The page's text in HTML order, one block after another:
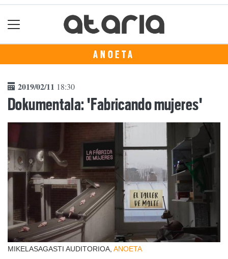
ANOETA
2019/02/11 18:30
Dokumentala: 'Fabricando mujeres'
MIKELASAGASTI AUDITORIOA, ANOETA